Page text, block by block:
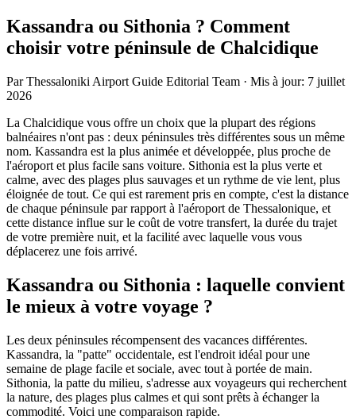
Kassandra ou Sithonia ? Comment
choisir votre péninsule de Chalcidique
Par Thessaloniki Airport Guide Editorial Team · Mis à jour: 7 juillet
2026
La Chalcidique vous offre un choix que la plupart des régions
balnéaires n'ont pas : deux péninsules très différentes sous un même
nom. Kassandra est la plus animée et développée, plus proche de
l'aéroport et plus facile sans voiture. Sithonia est la plus verte et
calme, avec des plages plus sauvages et un rythme de vie lent, plus
éloignée de tout. Ce qui est rarement pris en compte, c'est la distance
de chaque péninsule par rapport à l'aéroport de Thessalonique, et
cette distance influe sur le coût de votre transfert, la durée du trajet
de votre première nuit, et la facilité avec laquelle vous vous
déplacerez une fois arrivé.
Kassandra ou Sithonia : laquelle convient
le mieux à votre voyage ?
Les deux péninsules récompensent des vacances différentes.
Kassandra, la "patte" occidentale, est l'endroit idéal pour une
semaine de plage facile et sociale, avec tout à portée de main.
Sithonia, la patte du milieu, s'adresse aux voyageurs qui recherchent
la nature, des plages plus calmes et qui sont prêts à échanger la
commodité. Voici une comparaison rapide.